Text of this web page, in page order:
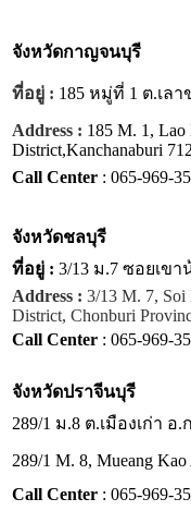
จังหวัดกาญจนบุรี
ที่อยู่ : 185 หมู่ที่ 1 ต.เล
Address : 185 M. 1,
District,Kanchanaburi
Call Center : 065-969-
จังหวัดชลบุรี
ที่อยู่ : 3/13 ม.7 ซอยเข
Address : 3/13 M. 7, Soi
District, Chonburi
Call Center : 065-969-
จังหวัดปราจีนบุรี
289/1 ม.8 ต.เมืองเก่า
289/1 M. 8, Mueang
Call Center : 065-969-